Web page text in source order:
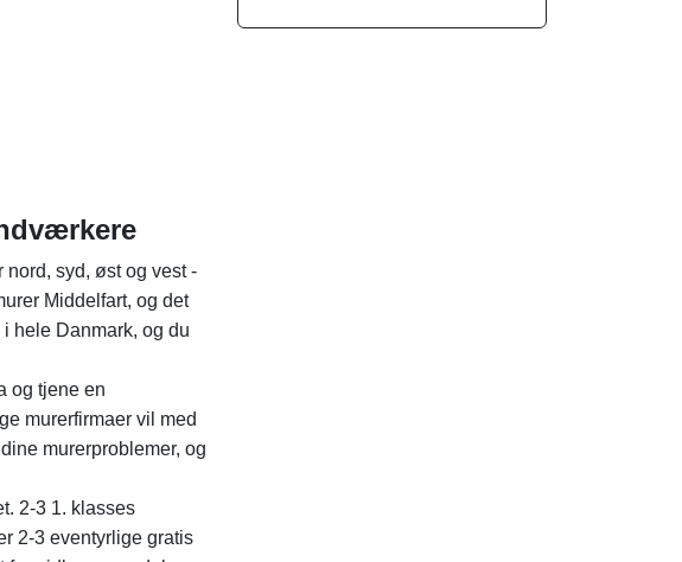
syd, øst og vest -
Middelfart, og det
hele Danmark, og du
og tjene en
murerfirmaer vil med
murerproblemer, og
2-3 1. klasses
2-3 eventyrlige gratis